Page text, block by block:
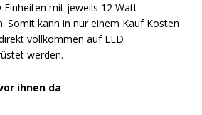
mit jeweils 12 Watt
Somit kann in nur einem Kauf Kosten
vollkommen auf LED
werden.
ihnen da